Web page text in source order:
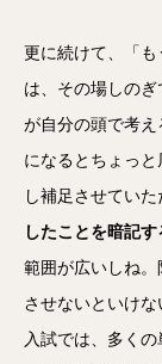
更に続けて、「
は、その場しの
が自分の頭で考え
になるとちょっ
し補足させてい
したことを暗記
範囲が広いしね
させないといけ
入試では、多く